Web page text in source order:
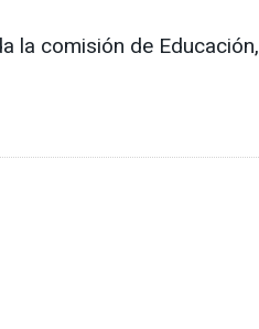
la comisión de Educación,